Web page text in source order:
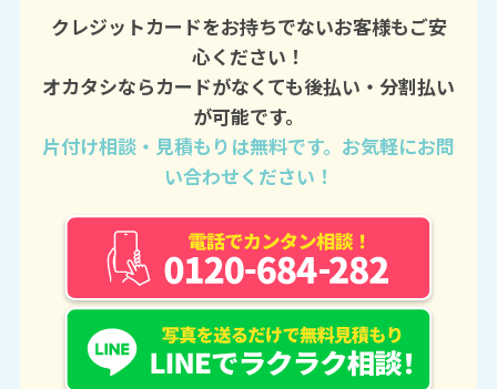
クレジットカードをお持ちでないお客様もご安
心ください！
オカタシならカードがなくても後払い・分割払い
が可能です。
片付け相談・見積もりは無料です。お気軽にお問
い合わせください！